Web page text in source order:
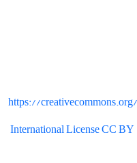
https://
International License CC BY